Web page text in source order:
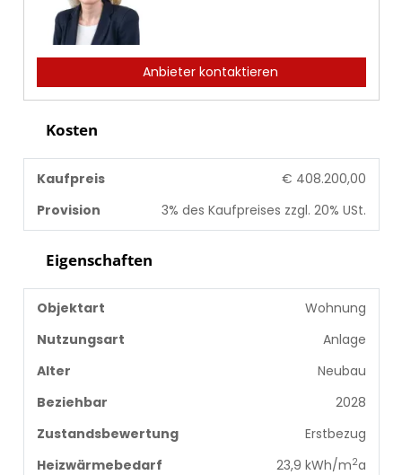
Anbieter kontaktieren
Kosten
Kaufpreis
€ 408.200,00
Provision
3% des Kaufpreises zzgl. 20% USt.
Eigenschaften
Objektart
Wohnung
Nutzungsart
Anlage
Alter
Neubau
Beziehbar
2028
Zustandsbewertung
Erstbezug
Heizwärmebedarf
23,9 kWh/m2a